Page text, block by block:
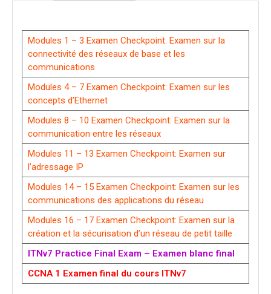
Modules 1 – 3 Examen Checkpoint: Examen sur la
connectivité des réseaux de base et les
communications
Modules 4 – 7 Examen Checkpoint: Examen sur les
concepts d’Ethernet
Modules 8 – 10 Examen Checkpoint: Examen sur la
communication entre les réseaux
Modules 11 – 13 Examen Checkpoint: Examen sur
l’adressage IP
Modules 14 – 15 Examen Checkpoint: Examen sur les
communications des applications du réseau
Modules 16 – 17 Examen Checkpoint: Examen sur la
création et la sécurisation d’un réseau de petit taille
ITNv7 Practice Final Exam – Examen blanc final
CCNA 1 Examen final du cours ITNv7